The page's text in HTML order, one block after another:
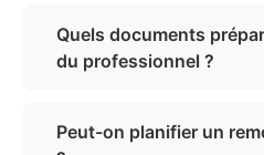
Quels documents
du professionnel ?
Peut-on planifier un